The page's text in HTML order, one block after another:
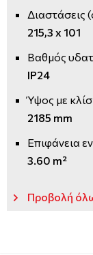
Διαστάσεις
215,3 x 101
Βαθμός
IP24
Ύψος με
2185 mm
Επιφάνεια
3.60 m²
Προβολή